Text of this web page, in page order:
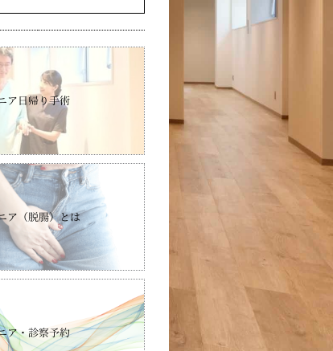
ア日帰り手術
ア（脱腸）とは
ア・診察予約